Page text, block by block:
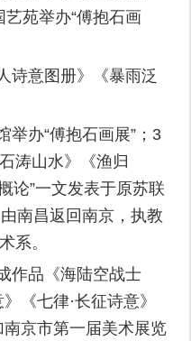
苑举办“傅抱石画
诗意图册》《暴雨泛
举办“傅抱石画展”；3
涛山水》《渔归
论”一文发表于原苏联
南昌返回南京，执教
系。
作品《海陆空战士
《七律·长征诗意》
南京市第一届美术展览